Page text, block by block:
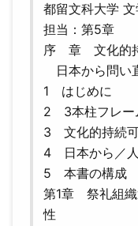
都留文科大学
担当：第5章
序 章 文化的
日本から問
1 はじめに
2 3本柱フレー
3 文化的持続
4 日本から／
5 本書の構成
第1章 祭礼組織
性